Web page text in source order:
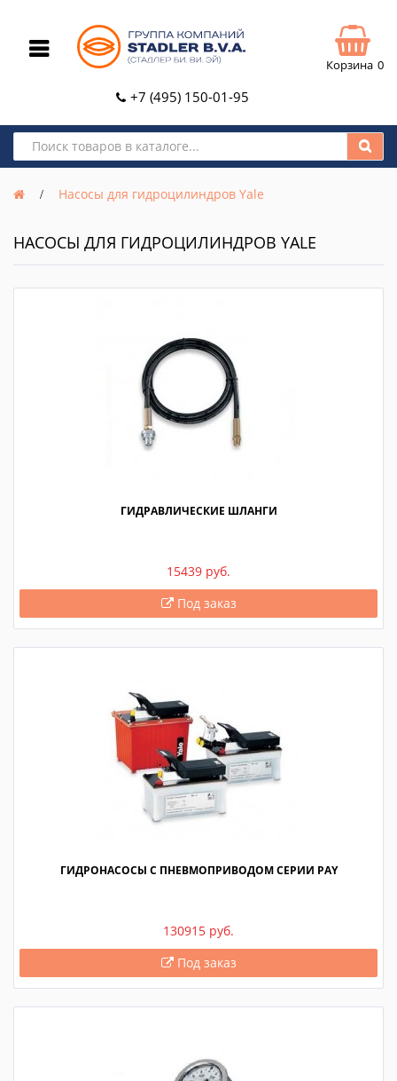
+7 (495) 150-01-95
Корзина 0
Насосы для гидроцилиндров Yale
НАСОСЫ ДЛЯ ГИДРОЦИЛИНДРОВ YALE
ГИДРАВЛИЧЕСКИЕ ШЛАНГИ
15439 руб.
Под заказ
ГИДРОНАСОСЫ С ПНЕВМОПРИВОДОМ СЕРИИ PAY
130915 руб.
Под заказ